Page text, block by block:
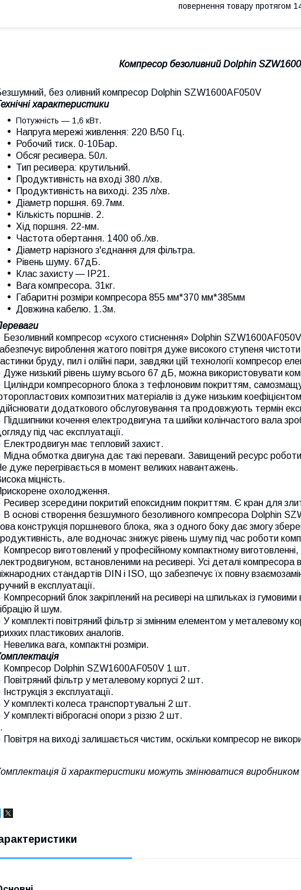
повернення товару протягом
Компресор безоливний Dolphin
без оливний компресор Dolphin SZW1600AF050V
характеристики
Потужність — 1,6 кВт.
Напруга мережі живлення: 220 В/50 Гц.
Робочий тиск. 0-10Бар.
Обсяг ресивера. 50л.
Тип ресивера: крутильний.
Продуктивність на вході 380 л/хв.
Продуктивність на виході. 235 л/хв.
Діаметр поршня. 69.7мм.
Кількість поршнів. 2.
Хід поршня. 22-мм.
Частота обертання. 1400 об./хв.
Діаметр нарізного з'єднання для фільтра.
Рівень шуму. 67дБ.
Клас захисту — IP21.
Вага компресора. 31кг.
Габаритні розміри компресора 855 мм*370 мм*385мм
Довжина кабелю. 1.3м.
Безоливний компресор «сухого стиснення» Dolphin
вироблення жатого повітря дуже високого ступеня
бруду, пил і олійні пари, завдяки цій технології компресор
Дуже низький рівень шуму всього 67 дБ, можна використовувати
Циліндри компресорного блока з тефлоновим покриттям,
композитних матеріалів із дуже низьким
додаткового обслуговування та продовжують термін
Підшипники кочення електродвигуна та шийки колінчастого вала
під час експлуатації.
Електродвигун має тепловий захист.
Мідна обмотка двигуна дає такі переваги. Завищений ресурс
дуже перегрівається в момент великих навантажень.
міцність.
охолодження.
Ресивер зсередини покритий епоксидним покриттям. Є кран для
В основі створення безшумного безоливного компресора Dolphin
конструкція поршневого блока, яка з одного боку дає змогу
але водночас знижує рівень шуму під час роботи
Компресор виготовлений у професійному компактному
встановленими на ресивері. Усі деталі компресора
стандартів DIN і ISO, що забезпечує їх повну
в експлуатації.
Компресорний блок закріплений на ресивері на шпильках із
й шум.
У комплекті повітряний фільтр зі змінним елементом у металевому
пластикових аналогів.
Невелика вага, компактні розміри.
Компресор Dolphin SZW1600AF050V 1 шт.
Повітряний фільтр у металевому корпусі 2 шт.
Інструкція з експлуатації.
У комплекті колеса транспортувальні 2 шт.
У комплекті віброгасні опори з різзю 2 шт.
Повітря на виході залишається чистим, оскільки компресор не
й характеристики можуть змінюватися